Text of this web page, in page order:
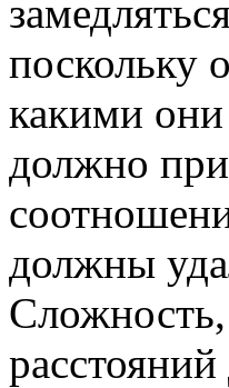
поскольку
какими
должно
должны